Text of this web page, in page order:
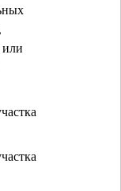
или